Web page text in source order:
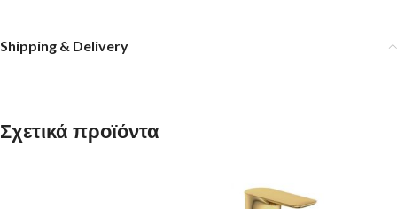
Shipping & Delivery
Σχετικά προϊόντα